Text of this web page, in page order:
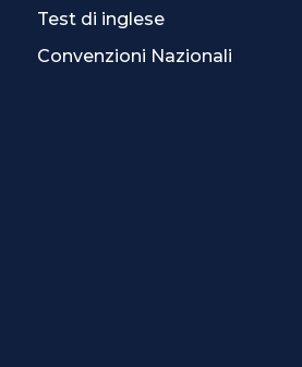
Test di inglese
Convenzioni Nazionali